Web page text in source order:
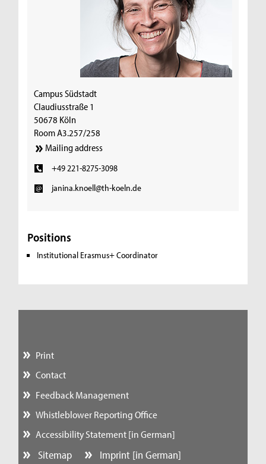
Campus Südstadt
Claudiusstraße 1
50678 Köln
Room A3.257/258
Mailing address
+49 221-8275-3098
janina.knoell@th-koeln.de
Positions
Institutional Erasmus+ Coordinator
Print
Contact
Feedback Management
Whistleblower Reporting Office
Accessibility Statement [in German]
Sitemap Imprint [in German]